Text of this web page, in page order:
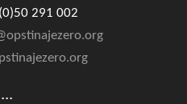
291 002
...